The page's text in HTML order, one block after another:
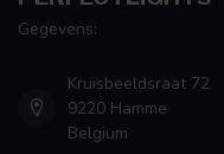
verzameld op basis
Gegevens:
Kruisbeeldsraat 72
9220 Hamme
Belgium